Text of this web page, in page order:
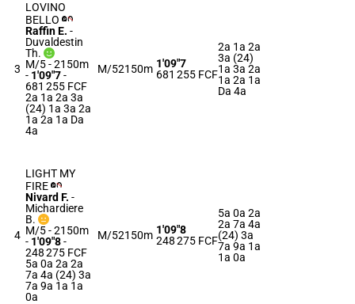
3
LOVINO
BELLO
Raffin E. -
Duvaldestin
Th.
M/5 - 2150m
- 1'09"7-
681 255 FCF
2a 1a 2a 3a
(24) 1a 3a 2a
1a 2a 1a Da
4a
M/52150m 1'09"7
681 255 FCF
2a 1a 2a
3a (24)
1a 3a 2a
1a 2a 1a
Da 4a
4
LIGHT MY
FIRE
Nivard F. -
Michardiere
B.
M/5 - 2150m
- 1'09"8-
248 275 FCF
5a 0a 2a 2a
7a 4a (24) 3a
7a 9a 1a 1a
0a
M/52150m 1'09"8
248 275 FCF
5a 0a 2a
2a 7a 4a
(24) 3a
7a 9a 1a
1a 0a